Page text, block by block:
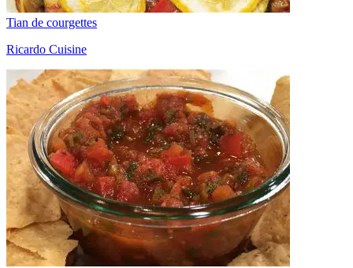
Tian de courgettes
Ricardo Cuisine